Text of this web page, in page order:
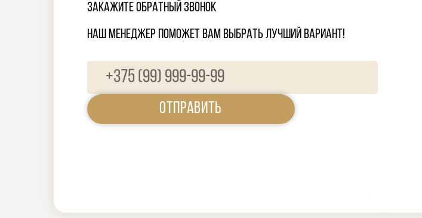
Закажите обратный звонок
наш менеджер поможет вам выбрать лучший вариант!
Отправить